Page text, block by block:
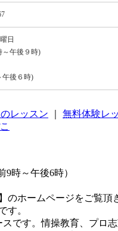
日
～午後９時)
午後６時)
レッスン 無料体験レ
時～午後6時）
ホームページをご覧頂
す。
です。情操教育、プロ